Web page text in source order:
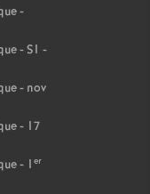
-
- S1 -
- nov
- 17
- 1 er